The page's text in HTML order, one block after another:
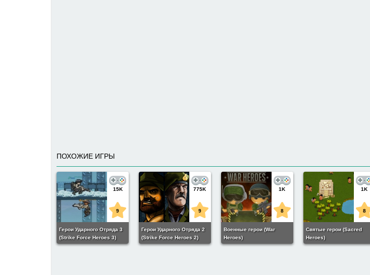
ПОХОЖИЕ ИГРЫ
15K
9
Герои Ударного Отряда 3
(Strike Force Heroes 3)
775K
9
Герои Ударного Отряда 2
(Strike Force Heroes 2)
1K
8
Военные герои (War
Heroes)
1K
8
Святые герои (Sacred
Heroes)